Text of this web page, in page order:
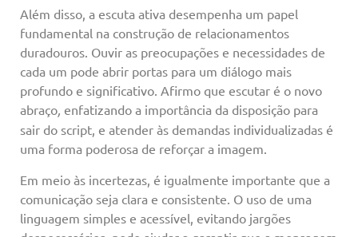
Além disso, a escuta ativa desempenha um papel
fundamental na construção de relacionamentos
duradouros. Ouvir as preocupações e necessidades de
cada um pode abrir portas para um diálogo mais
profundo e significativo. Afirmo que escutar é o novo
abraço, enfatizando a importância da disposição para
sair do script, e atender às demandas individualizadas é
uma forma poderosa de reforçar a imagem.
Em meio às incertezas, é igualmente importante que a
comunicação seja clara e consistente. O uso de uma
linguagem simples e acessível, evitando jargões